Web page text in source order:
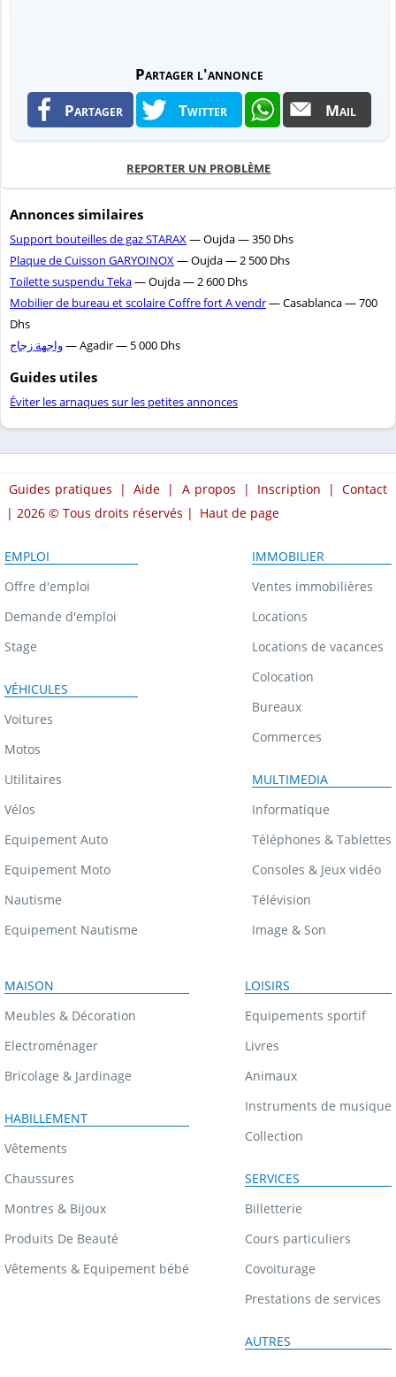
Partager l'annonce
Partager Twitter Mail
REPORTER UN PROBLÈME
Annonces similaires
Support bouteilles de gaz STARAX— Oujda — 350 Dhs
Plaque de Cuisson GARYOINOX— Oujda — 2 500 Dhs
Toilette suspendu Teka— Oujda — 2 600 Dhs
Mobilier de bureau et scolaire Coffre fort A vendr— Casablanca — 700
Dhs
واجهة زجاج— Agadir — 5 000 Dhs
Guides utiles
Éviter les arnaques sur les petites annonces
Guides pratiques | Aide | A propos | Inscription | Contact
| 2026 © Tous droits réservés | Haut de page
EMPLOI
Offre d'emploi
Demande d'emploi
Stage
VÉHICULES
Voitures
Motos
Utilitaires
Vélos
Equipement Auto
Equipement Moto
Nautisme
Equipement Nautisme
IMMOBILIER
Ventes immobilières
Locations
Locations de vacances
Colocation
Bureaux
Commerces
MULTIMEDIA
Informatique
Téléphones & Tablettes
Consoles & Jeux vidéo
Télévision
Image & Son
MAISON
Meubles & Décoration
Electroménager
Bricolage & Jardinage
HABILLEMENT
Vêtements
Chaussures
Montres & Bijoux
Produits De Beauté
Vêtements & Equipement bébé
LOISIRS
Equipements sportif
Livres
Animaux
Instruments de musique
Collection
SERVICES
Billetterie
Cours particuliers
Covoiturage
Prestations de services
AUTRES